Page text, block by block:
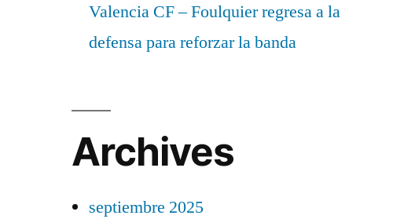
Valencia CF – Foulquier regresa a la
defensa para reforzar la banda
Archives
septiembre 2025